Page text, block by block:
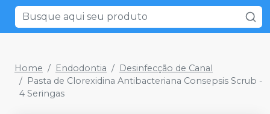
Home Endodontia
Desinfecção de Canal
Pasta de Clorexidina Antibacteriana Consepsis Scrub -
4 Seringas